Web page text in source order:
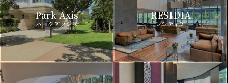
Park Axis
パークアクシス
RESIDIA
レジディア